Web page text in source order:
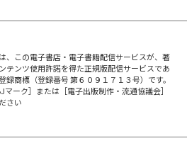
美容＆健康運／家庭＆親子運
月まで毎月、毎日のアドバイス
ンダー」
「2027年のあなた×全12タ
、この電子書店・電子書籍配信サービスが、著
テンツ使用許諾を得た正規版配信サービスであ
録商標（登録番号 第６０９１７１３号）です。
マーク］または［電子出版制作・流通協議会］
さい